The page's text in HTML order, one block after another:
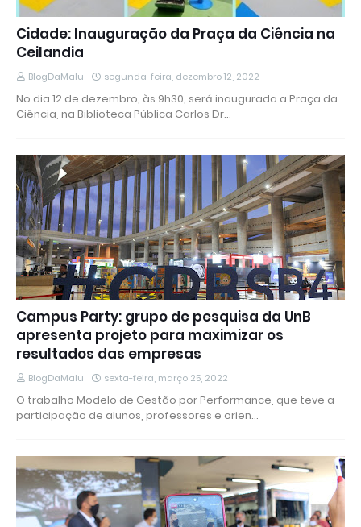
Cidade: Inauguração da Praça da Ciência na
Ceilandia
BlogDaMalu segunda-feira, dezembro 12, 2022
No dia 12 de dezembro, às 9h30, será inaugurada a Praça da
Ciência, na Biblioteca Pública Carlos Dr…
Campus Party: grupo de pesquisa da UnB
apresenta projeto para maximizar os
resultados das empresas
BlogDaMalu sexta-feira, março 25, 2022
O trabalho Modelo de Gestão por Performance, que teve a
participação de alunos, professores e orien…